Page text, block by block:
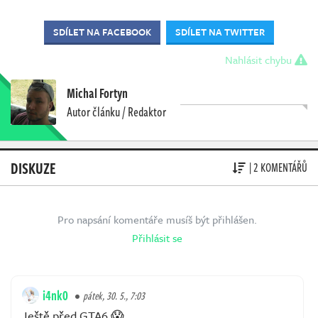
SDÍLET NA FACEBOOK SDÍLET NA TWITTER
Nahlásit chybu
Michal Fortyn
Autor článku / Redaktor
DISKUZE | 2 KOMENTÁŘŮ
Pro napsání komentáře musíš být přihlášen.
Přihlásit se
i4nk0 pátek, 30. 5., 7:03